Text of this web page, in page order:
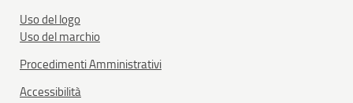
Uso del logo
Uso del marchio
Procedimenti Amministrativi
Accessibilità